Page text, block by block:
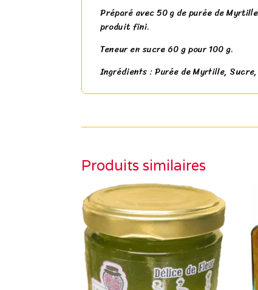
Préparé avec 50 g de purée de
produit fini.
Teneur en sucre 60 g pour 100 g.
Ingrédients : Purée de Myrtille,
Produits similaires